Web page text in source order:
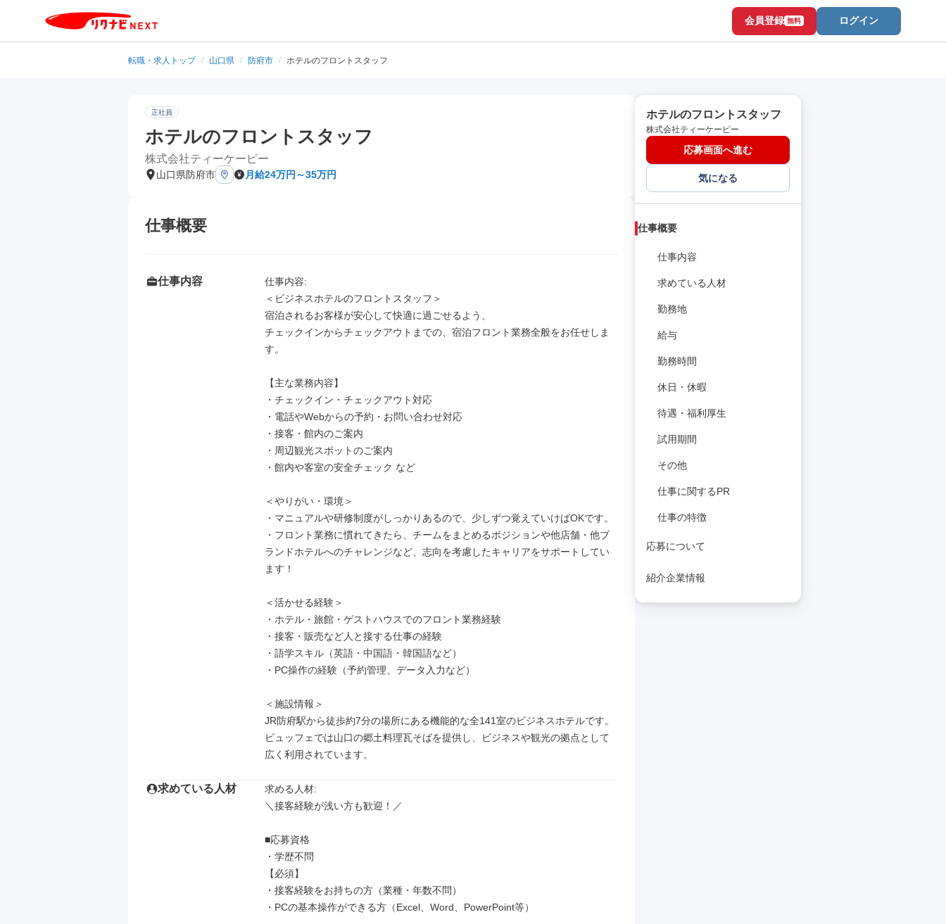
会員登録 無料 ログイン
転職・求人トップ / 山口県 / 防府市 / ホテルのフロントスタッフ
正社員
ホテルのフロントスタッフ
株式会社ティーケーピー
山口県防府市 月給24万円～35万円
仕事概要
仕事内容
仕事内容:
＜ビジネスホテルのフロントスタッフ＞
宿泊されるお客様が安心して快適に過ごせるよう、
チェックインからチェックアウトまでの、宿泊フロント業務全般をお任せしま
す。
【主な業務内容】
・チェックイン・チェックアウト対応
・電話やWebからの予約・お問い合わせ対応
・接客・館内のご案内
・周辺観光スポットのご案内
・館内や客室の安全チェック など
＜やりがい・環境＞
・マニュアルや研修制度がしっかりあるので、少しずつ覚えていけばOKです。
・フロント業務に慣れてきたら、チームをまとめるポジションや他店舗・他ブ
ランドホテルへのチャレンジなど、志向を考慮したキャリアをサポートしてい
ます！
＜活かせる経験＞
・ホテル・旅館・ゲストハウスでのフロント業務経験
・接客・販売など人と接する仕事の経験
・語学スキル（英語・中国語・韓国語など）
・PC操作の経験（予約管理、データ入力など）
＜施設情報＞
JR防府駅から徒歩約7分の場所にある機能的な全141室のビジネスホテルです。
ビュッフェでは山口の郷土料理瓦そばを提供し、ビジネスや観光の拠点として
広く利用されています。
求めている人材
求める人材:
＼接客経験が浅い方も歓迎！／
■応募資格
・学歴不問
【必須】
・接客経験をお持ちの方（業種・年数不問）
・PCの基本操作ができる方（Excel、Word、PowerPoint等）
ホテルのフロントスタッフ
株式会社ティーケーピー
応募画面へ進む
気になる
仕事概要
仕事内容
求めている人材
勤務地
給与
勤務時間
休日・休暇
待遇・福利厚生
試用期間
その他
仕事に関するPR
仕事の特徴
応募について
紹介企業情報